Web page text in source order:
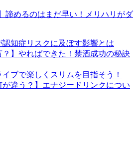
諦めるのはまだ早い！メリハリがダ
認知症リスクに及ぼす影響とは
？】やればできた！禁酒成功の秘訣
イブで楽しくスリムを目指そう！
が違う？】エナジードリンクについ